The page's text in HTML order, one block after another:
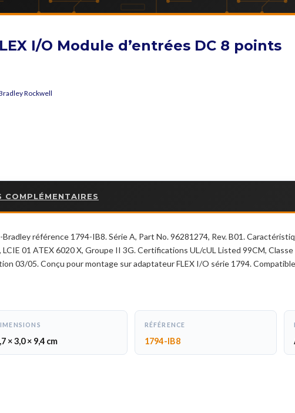
I/O Module d’entrées DC 8 points
Rockwell
COMPLÉMENTAIRES
référence 1794-IB8. Série A, Part No. 96281274, Rev. B01.
01 ATEX 6020 X, Groupe II 3G. Certifications UL/cUL Listed 99CM,
03/05. Conçu pour montage sur adaptateur FLEX I/O série 1794.
× 3,0 × 9,4 cm
RÉFÉRENCE
1794-IB8